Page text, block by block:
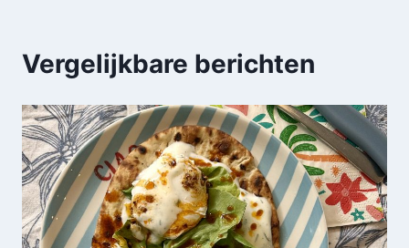
Vergelijkbare berichten